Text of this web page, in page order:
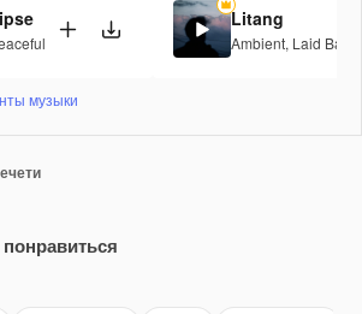
Litang
Ambient, Laid Back
музыки